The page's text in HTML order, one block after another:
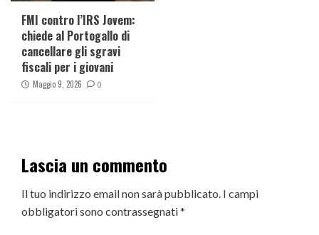
FMI contro l’IRS Jovem:
chiede al Portogallo di
cancellare gli sgravi
fiscali per i giovani
Maggio 9, 2026 0
Lascia un commento
Il tuo indirizzo email non sarà pubblicato. I campi
obbligatori sono contrassegnati*